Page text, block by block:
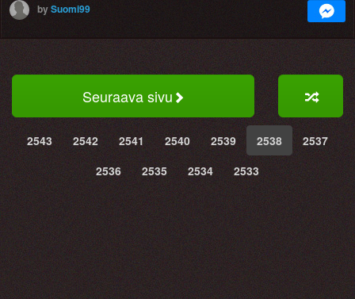
bySuomi99
Seuraava sivu
2543 2542 2541 2540 2539 2538
2537
2536
2535 2534 2533